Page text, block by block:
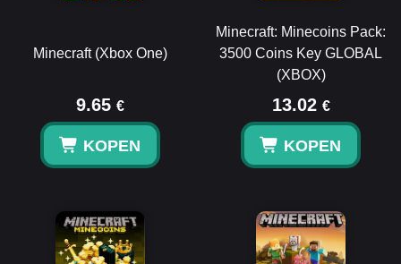
Minecraft (Xbox One)
9.65 €
KOPEN
Minecraft: Minecoins Pack:
3500 Coins Key GLOBAL
(XBOX)
13.02 €
KOPEN